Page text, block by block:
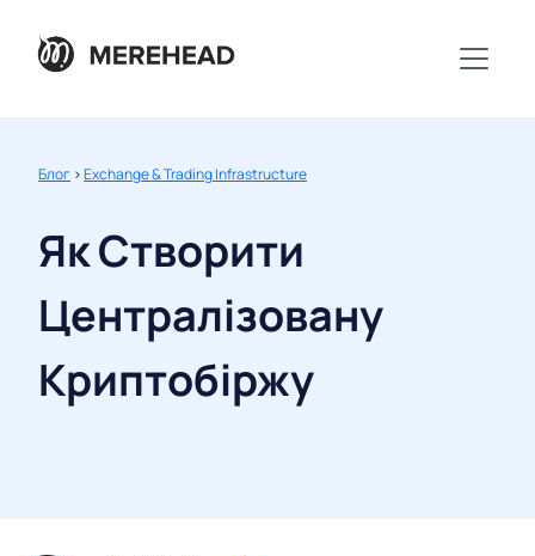
Блог >Exchange & Trading Infrastructure
Як Створити
Централізовану
Криптобіржу